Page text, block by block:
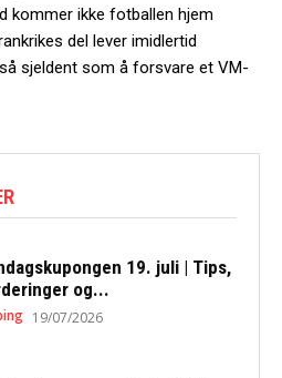
kommer ikke fotballen hjem
del lever imidlertid
sjeldent som å forsvare et VM-
19. juli | Tips,
og...
19/07/2026